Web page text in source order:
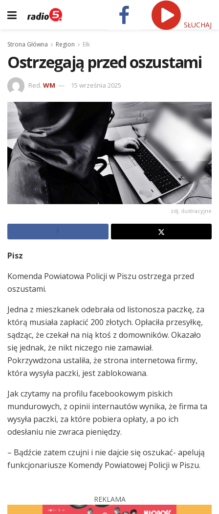
SŁUCHAJ
Strona Główna Region Ełk
Ostrzegają przed oszustami
Red. WM 15 września 2025
zdj. ilustracyjne
Pisz
Komenda Powiatowa Policji w Piszu ostrzega przed
oszustami.
Jedna z mieszkanek odebrała od listonosza paczkę, za
którą musiała zapłacić 200 złotych. Opłaciła przesyłkę,
sądząc, że czekał na nią ktoś z domowników. Okazało
się jednak, że nikt niczego nie zamawiał.
Pokrzywdzona ustaliła, że strona internetowa firmy,
która wysyła paczki, jest zablokowana.
Jak czytamy na profilu facebookowym piskich
mundurowych, z opinii internautów wynika, że firma ta
wysyła paczki, za które pobiera opłaty, a po ich
odesłaniu nie zwraca pieniędzy.
– Bądźcie zatem czujni i nie dajcie się oszukać- apelują
funkcjonariusze Komendy Powiatowej Policji w Piszu.
REKLAMA